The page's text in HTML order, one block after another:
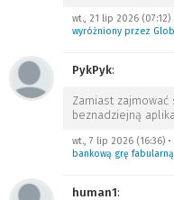
wt., 21 lip 2026 (07:12)
wyróżniony przez
PykPyk:
Zamiast
beznadziejną
wt., 7 lip 2026 (16:36) •
bankową grę
human1: